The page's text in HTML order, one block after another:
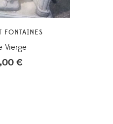
FONTAINES
Vierge
€